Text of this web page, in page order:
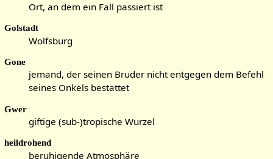
Ort, an dem ein Fall passiert ist
Golstadt
Wolfsburg
Gone
jemand, der seinen Bruder nicht entgegen dem Befehl
seines Onkels bestattet
Gwer
giftige (sub-)tropische Wurzel
heildrohend
beruhigende Atmosphäre